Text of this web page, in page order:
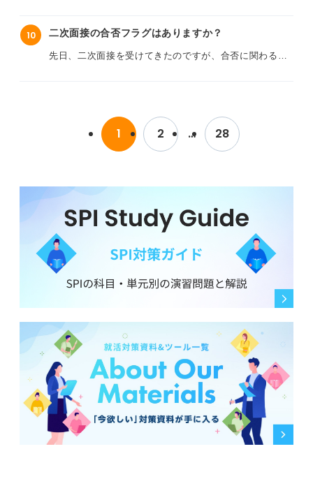
もう一回はかなりきつめに言い返されたケースで、最終
的には「うちの会社が〇〇さんを採用するメリットはな
り、「確かにおっしゃる通り、未熟かもしれませんが、
私ほど根性のある人はいないと思いますし、精神的にき
ついことがあっても乗り越えられると思います」などと
雰囲気的にはほとんど喧嘩みたいだったので、落ちただ
ろうと思っていましたが、こちらも受かっており、採用
基準がよくわかりません。
よくわからないけどなぜか受かる、というのはよくある
ことなのでしょうか？ 喜んで良いものなのでしょうか？
不安で仕方ありません。プロのキャリアコンサルタント
その言葉がとても嬉しかったのですが、社交辞令なの
か、本当に評価してもらえたのかわからず、合否が気に
もちろん一言で合否が決まるものではないとは思います
識すべき点があれば教えてください。
10 二次面接の合否フラグはありますか？
先日、二次面接を受けてきたのですが、合否に関わる
面接が終わった後、手応えがあったような、なかったよ
うな、曖昧な気持ちで毎日ソワソワしています。
ていますが、どのような点がそう判断されるのか気にな
ります。例えば、面接官の態度や、質問の内容、面接時
間などで判断できるものなのでしょうか？
不安な気持ちで過ごしているのですが、もし合否の「フ
ラグ」のようなものがあるとすれば、どのような点に注
意すべきでしょうか？
1 2 … 28